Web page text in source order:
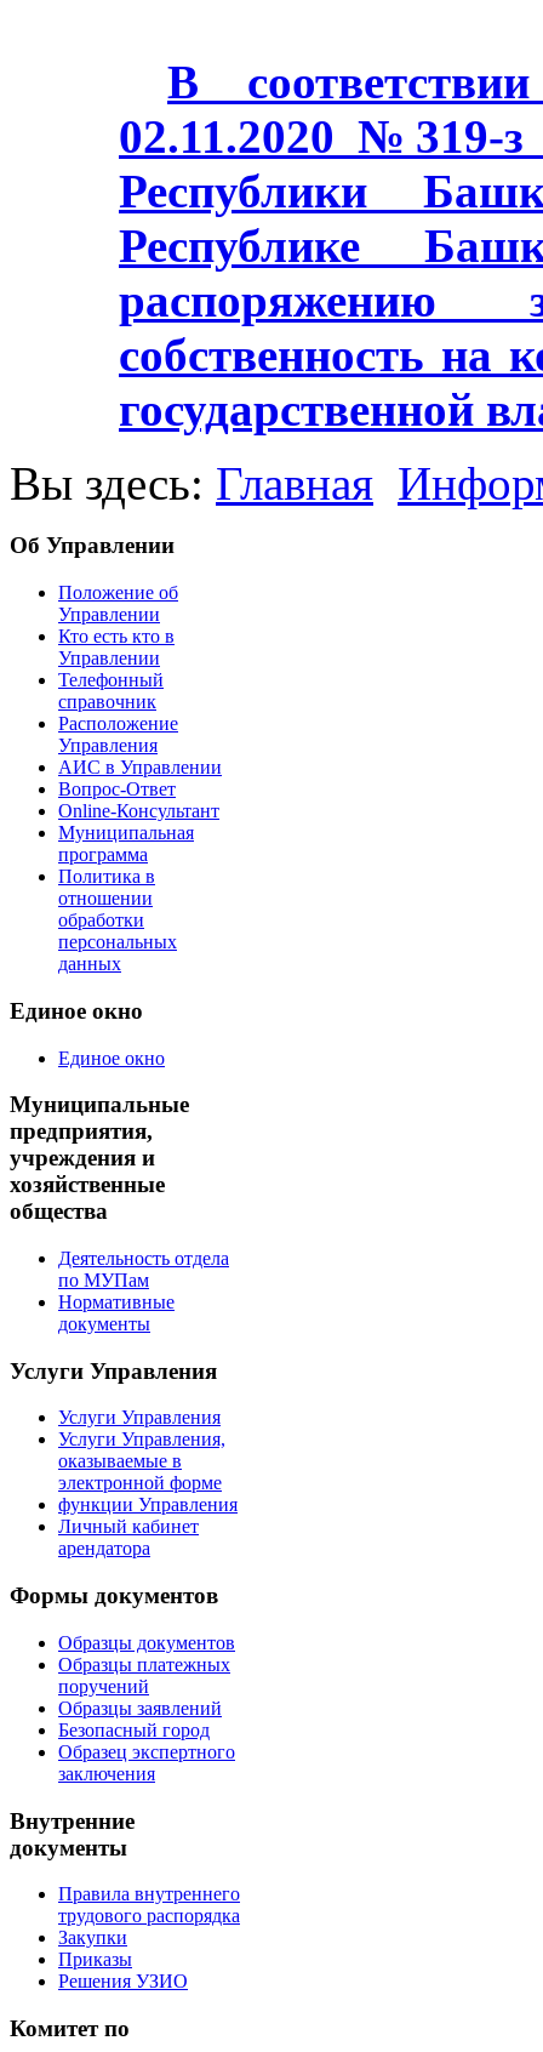
В
02.11.2020 №319-
Республики
Республике
распоряжению
собственность на
государственной
Вы здесь: Главная
Об Управлении
Положение об
Управлении
Кто есть кто в
Управлении
Телефонный
справочник
Расположение
Управления
АИС в Управлении
Вопрос-Ответ
Online-Консультант
Муниципальная
программа
Политика в
отношении
обработки
персональных
данных
Единое окно
Единое окно
Муниципальные
предприятия,
учреждения и
хозяйственные
общества
Деятельность отдела
по МУПам
Нормативные
документы
Услуги Управления
Услуги Управления
Услуги Управления,
оказываемые в
электронной форме
функции Управления
Личный кабинет
арендатора
Формы документов
Образцы документов
Образцы платежных
поручений
Образцы заявлений
Безопасный город
Образец экспертного
заключения
Внутренние
документы
Правила внутреннего
трудового распорядка
Закупки
Приказы
Решения УЗИО
Комитет по